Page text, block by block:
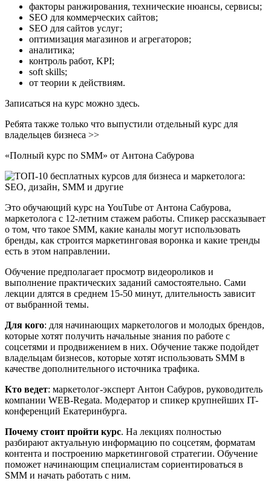
факторы ранжирования, технические нюансы, сервисы;
SEO для коммерческих сайтов;
SEO для сайтов услуг;
оптимизация магазинов и агрегаторов;
аналитика;
контроль работ, KPI;
soft skills;
от теории к действиям.
Записаться на курс можно здесь.
Ребята также только что выпустили отдельный курс для
владельцев бизнеса >>
«Полный курс по SMM» от Антона Сабурова
Это обучающий курс на YouTube от Антона Сабурова,
маркетолога с 12-летним стажем работы. Спикер рассказывает
о том, что такое SMM, какие каналы могут использовать
бренды, как строится маркетинговая воронка и какие тренды
есть в этом направлении.
Обучение предполагает просмотр видеороликов и
выполнение практических заданий самостоятельно. Сами
лекции длятся в среднем 15-50 минут, длительность зависит
от выбранной темы.
Для кого: для начинающих маркетологов и молодых брендов,
которые хотят получить начальные знания по работе с
соцсетями и продвижением в них. Обучение также подойдет
владельцам бизнесов, которые хотят использовать SMM в
качестве дополнительного источника трафика.
Кто ведет: маркетолог-эксперт Антон Сабуров, руководитель
компании WEB-Regata. Модератор и спикер крупнейших IT-
конференций Екатеринбурга.
Почему стоит пройти курс. На лекциях полностью
разбирают актуальную информацию по соцсетям, форматам
контента и построению маркетинговой стратегии. Обучение
поможет начинающим специалистам сориентироваться в
SMM и начать работать с ним.